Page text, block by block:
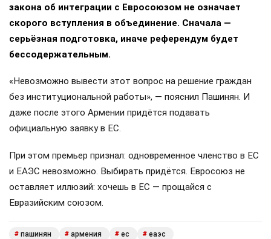
закона об интеграции с Евросоюзом не означает
скорого вступления в объединение. Сначала —
серьёзная подготовка, иначе референдум будет
бессодержательным.
«Невозможно вывести этот вопрос на решение граждан
без институциональной работы», — пояснил Пашинян. И
даже после этого Армении придётся подавать
официальную заявку в ЕС.
При этом премьер признал: одновременное членство в ЕС
и ЕАЭС невозможно. Выбирать придётся. Евросоюз не
оставляет иллюзий: хочешь в ЕС — прощайся с
Евразийским союзом.
# пашинян # армения # ес # еаэс